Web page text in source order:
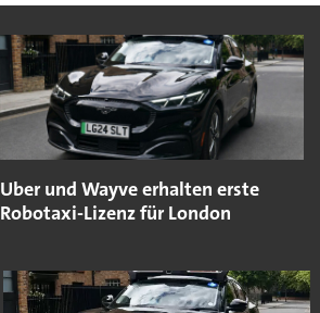
Uber und Wayve erhalten erste
Robotaxi-Lizenz für London